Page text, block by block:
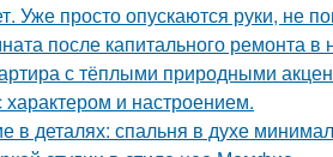
Уже просто опускаются руки, не
после капитального ремонта в
с тёплыми природными
и настроением.
в деталях: спальня в духе